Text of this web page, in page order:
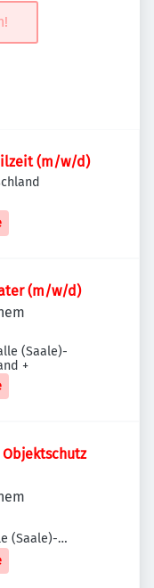
(m/w/d)
(m/w/d)
(Saale)-
+
(Saale)-